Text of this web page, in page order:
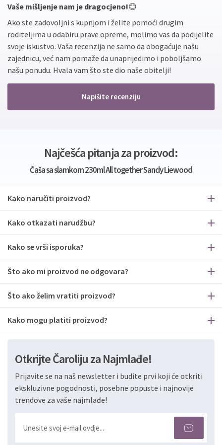
Vaše mišljenje nam je dragocjeno!😊
Ako ste zadovoljni s kupnjom i želite pomoći drugim
roditeljima u odabiru prave opreme, molimo vas da podijelite
svoje iskustvo. Vaša recenzija ne samo da obogaćuje našu
zajednicu, već nam pomaže da unaprijedimo i poboljšamo
našu ponudu. Hvala vam što ste dio naše obitelji!
Napišite recenziju
Najčešća pitanja za proizvod:
Čaša sa slamkom 230ml All together Sandy Liewood
Kako naručiti proizvod?
Kako otkazati narudžbu?
Kako se vrši isporuka?
Što ako mi proizvod ne odgovara?
Što ako želim vratiti proizvod?
Kako mogu platiti proizvod?
Otkrijte Čaroliju za Najmlađe!
Prijavite se na naš newsletter i budite prvi koji će otkriti
ekskluzivne pogodnosti, posebne popuste i najnovije
trendove za vaše najmlađe!